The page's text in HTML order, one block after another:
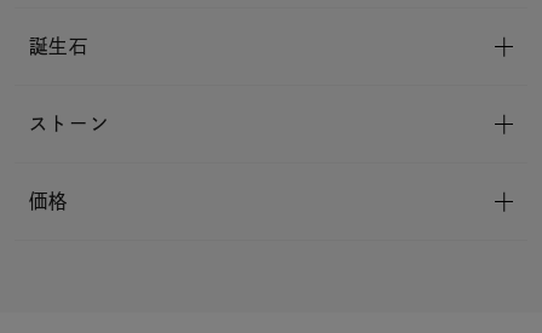
誕生石
ストーン
価格